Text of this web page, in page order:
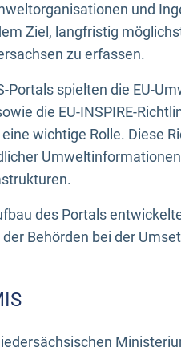
und
Ziel, langfristig
zu erfassen.
Portals spielten die EU-
die EU-INSPIRE-
eine wichtige Rolle. Diese
des Portals
Behörden bei der